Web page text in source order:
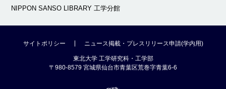
NIPPON SANSO LIBRARY 工学分館
サイトポリシー ニュース掲載・プレスリリース申請(学内用)
東北大学 工学研究科・工学部
〒980-8579 宮城県仙台市青葉区荒巻字青葉6-6